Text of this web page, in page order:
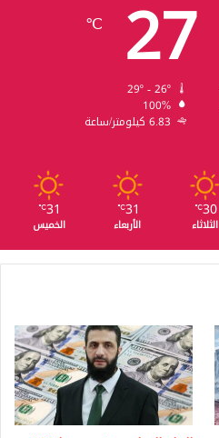
27
℃
100%
6.83 كيلومتر/ساعة
30
℃
الثلاثاء
31
℃
الأربعاء
31
℃
الخميس